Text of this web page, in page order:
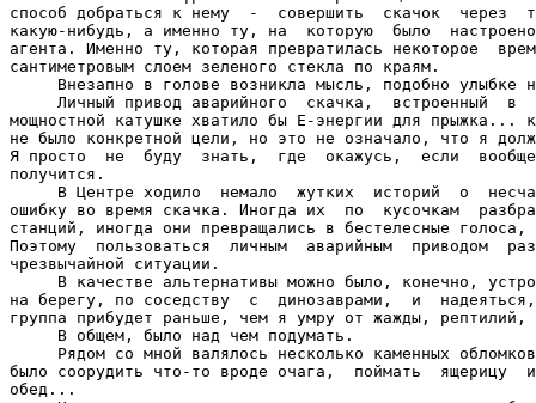
способ добраться к нему  -  совершить  скачок  через
какую-нибудь, а именно ту, на  которую  было
агента. Именно ту, которая превратилась некоторое
сантиметровым слоем зеленого стекла по краям.
Внезапно в голове возникла мысль, подобно улыбке
Личный привод аварийного  скачка,  встроенный  в
мощностной катушке хватило бы Е-энергии для прыжка...
не было конкретной цели, но это не означало, что я
Я просто  не  буду  знать,  где  окажусь,  если
получится.
В Центре ходило  немало  жутких  историй  о
ошибку во время скачка. Иногда их  по  кусочкам
станций, иногда они превращались в бестелесные
Поэтому  пользоваться  личным  аварийным  приводом
чрезвычайной ситуации.
В качестве альтернативы можно было, конечно,
на берегу, по соседству  с  динозаврами,  и
группа прибудет раньше, чем я умру от жажды, рептилий,
     В общем, было над чем подумать.
Рядом со мной валялось несколько каменных
было соорудить что-то вроде очага,  поймать  ящерицу
обед...